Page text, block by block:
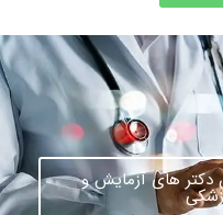
آزمایش و